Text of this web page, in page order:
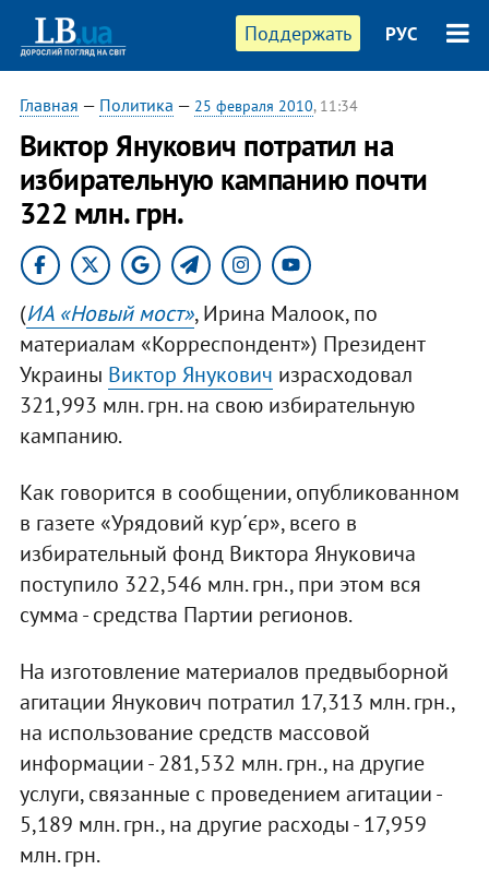
Поддержать РУС
Главная — Политика — 25 февраля 2010, 11:34
Виктор Янукович потратил на
избирательную кампанию почти
322 млн. грн.
(ИА «Новый мост», Ирина Малоок, по
материалам «Корреспондент») Президент
Украины Виктор Янукович израсходовал
321,993 млн. грн. на свою избирательную
кампанию.
Как говорится в сообщении, опубликованном
в газете «Урядовий кур´єр», всего в
избирательный фонд Виктора Януковича
поступило 322,546 млн. грн., при этом вся
сумма - средства Партии регионов.
На изготовление материалов предвыборной
агитации Янукович потратил 17,313 млн. грн.,
на использование средств массовой
информации - 281,532 млн. грн., на другие
услуги, связанные с проведением агитации -
5,189 млн. грн., на другие расходы - 17,959
млн. грн.